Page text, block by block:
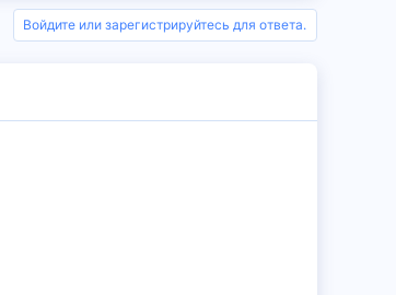
Войдите или зарегистрируйтесь для ответа.